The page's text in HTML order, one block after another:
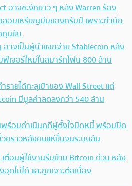
อาจชะงักยาว ๆ หลัง Warren ร้อง
สอบเหรียญมีมของทรัมป์ เพราะทำนัก
ทุนยับ
อาจเป็นผู้นำแจกจ่าย Stablecoin หลัง
ฟีเจอร์ใหม่ในสมาร์ทโฟน 800 ล้าน
รายได้ทะลุเป้าของ Wall Street แต่
มีมูลค่าลดลงกว่า 540 ล้าน
พร้อมดำเนินคดีผู้ตั้งใจบิดหนี้ พร้อมปิด
คราวหลังคนแห่ยื่นจนระบบล้น
เตือนผู้ใช้งานรีบย้าย Bitcoin ด่วน หลัง
ดไม่ได้ และถูกเจาะต่อเนื่อง